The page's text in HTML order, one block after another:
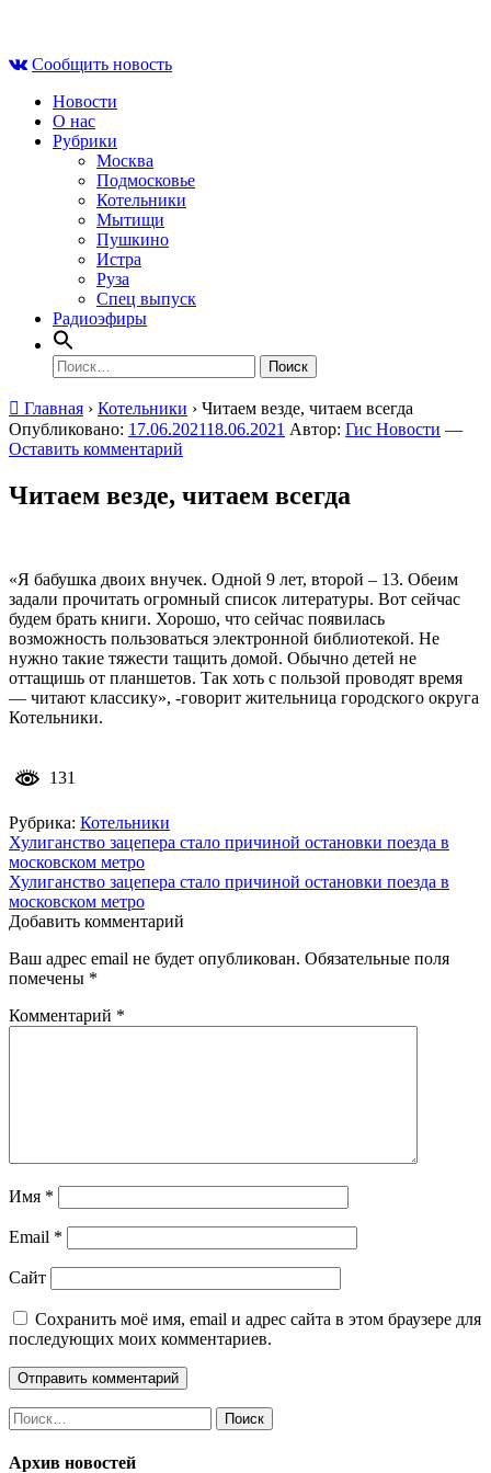
contentСообщить новость
Новости
О нас
Рубрики
Москва
Подмосковье
Котельники
Мытищи
Пушкино
Истра
Руза
Спец выпуск
Радиоэфиры
Найти:
Главная › Котельники › Читаем везде, читаем всегда
Опубликовано: 17.06.202118.06.2021 Автор: Гис Новости —
Оставить комментарий
Читаем везде, читаем всегда
«Я бабушка двоих внучек. Одной 9 лет, второй – 13. Обеим
задали прочитать огромный список литературы. Вот сейчас
будем брать книги. Хорошо, что сейчас появилась
возможность пользоваться электронной библиотекой. Не
нужно такие тяжести тащить домой. Обычно детей не
оттащишь от планшетов. Так хоть с пользой проводят время
— читают классику», -говорит жительница городского округа
Котельники.
131
Рубрика: Котельники
Навигация
по
записям
Хулиганство зацепера стало причиной остановки поезда в
московском метро
Хулиганство зацепера стало причиной остановки поезда в
московском метро
Добавить комментарий
Ваш адрес email не будет опубликован. Обязательные поля
помечены *
Комментарий *
Имя *
Email *
Сайт
Сохранить моё имя, email и адрес сайта в этом браузере для
последующих моих комментариев.
Найти:
Архив новостей